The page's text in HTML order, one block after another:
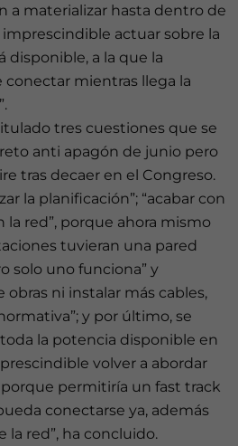
a materializar hasta dentro de
imprescindible actuar sobre la
disponible, a la que la
mientras llega la
tres cuestiones que se
anti apagón de junio pero
tras decaer en el Congreso.
la planificación”; “acabar con
la red”, porque ahora mismo
tuvieran una pared
solo uno funciona” y
obras ni instalar más cables,
y por último, se
la potencia disponible en
volver a abordar
permitiría un fast track
conectarse ya, además
red”, ha concluido.